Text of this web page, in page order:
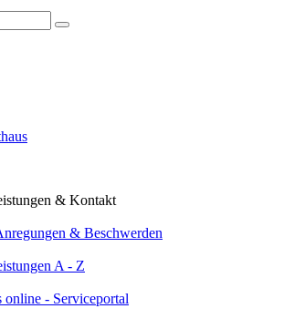
& Kontakt
& Beschwerden
A - Z
online - Serviceportal